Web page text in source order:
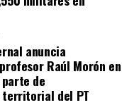
usados como
anuncia
Raúl Morón en
de
del PT